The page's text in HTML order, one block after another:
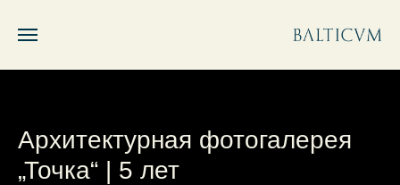
Архитектурная фотогалерея
„Точка“ | 5 лет